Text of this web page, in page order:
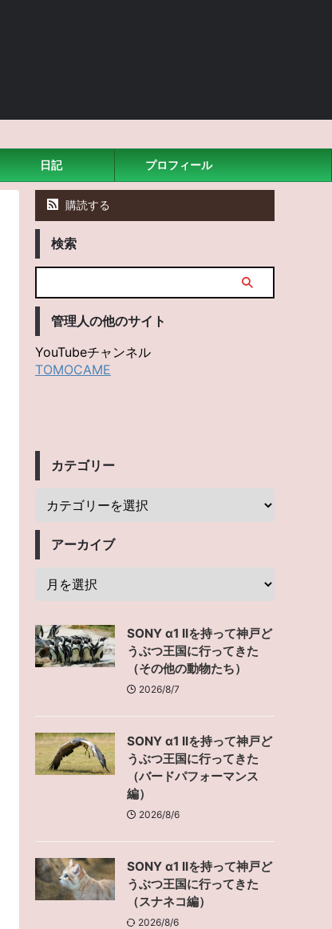
日記 プロフィール
購読する
検索
管理人の他のサイト
YouTubeチャンネル
TOMOCAME
カテゴリー
アーカイブ
SONY α1 IIを持って神戸ど
うぶつ王国に行ってきた
（その他の動物たち）
2026/8/7
SONY α1 IIを持って神戸ど
うぶつ王国に行ってきた
（バードパフォーマンス
編）
2026/8/6
SONY α1 IIを持って神戸ど
うぶつ王国に行ってきた
（スナネコ編）
2026/8/6